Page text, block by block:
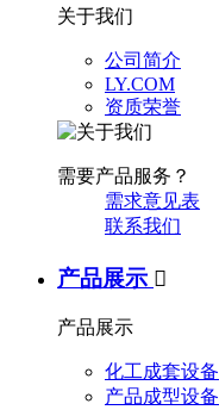
关于我们
公司简介
LY.COM
资质荣誉
需要产品服务？
需求意见表
联系我们
产品展示 
产品展示
化工成套设备
产品成型设备